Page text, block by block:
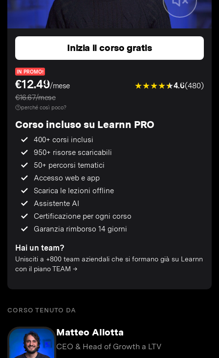
Inizia il corso gratis
IN PROMO!
€12.49/mese
€16.67/mese
4.6(480)
perché così poco?
Corso incluso su Learnn PRO
400+ corsi inclusi
950+ risorse scaricabili
50+ percorsi tematici
Accesso web e app
Scarica le lezioni offline
Assistente AI
Certificazione per ogni corso
Garanzia rimborso 14 giorni
Hai un team?
Unisciti a +800 team aziendali che si formano già su Learnn
con il piano TEAM →
CORSO TENUTO DA
Matteo Aliotta
CEO & Head of Growth a LTV